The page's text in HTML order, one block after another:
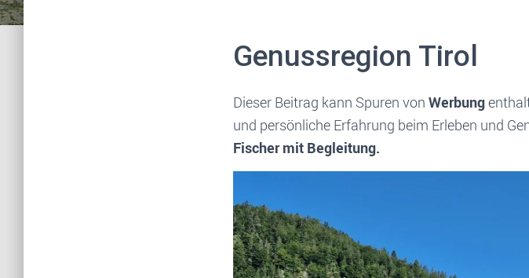
Genussregion Tirol
Dieser Beitrag kann Spuren von Werbung
und persönliche Erfahrung beim Erleben und
Fischer mit Begleitung.